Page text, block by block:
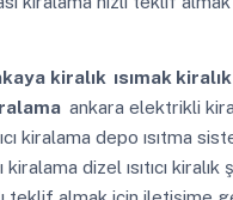
kiralık ısımak kiralık
ankara elektrikli
kiralama depo ısıtma
kiralama dizel ısıtıcı